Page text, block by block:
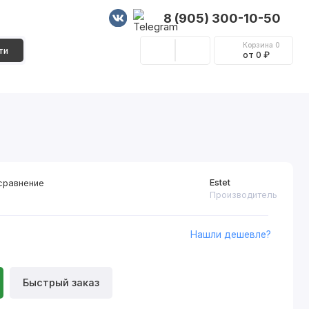
8 (905) 300-10-50
Корзина 0
от 0 ₽
Estet
Производитель
Быстрый заказ
Нашли дешевле?